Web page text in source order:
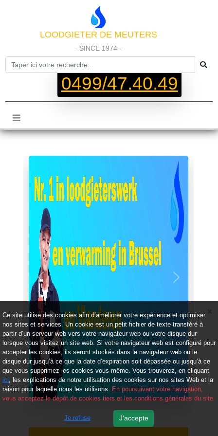
LOODGIETER DE MEUTERS
- SINCE 1974 -
0499/47.40.49
Précédent Suivant
Ce site utilise des cookies afin d’améliorer votre expérience et optimiser
nos sites et services. Un cookie est un petit fichier de texte transféré à
partir d’un serveur web vers votre navigateur web ou votre disque dur
lorsque vous visitez un site web. Si votre navigateur web est configuré pour
accepter les cookies, ils seront stockés dans le navigateur web ou le
disque dur jusqu’à ce que la date d’expiration soit dépassée ou jusqu’à ce
que vous supprimez les cookies vous-même. Vous trouverez, en cliquant
ici, les explications de notre utilisation des cookies sur nos sites Web et la
raison pour laquelle nous les utilisons. En poursuivant votre navigation,
vous acceptez le dépôt de cookies tiers et les conditions générales du site.
Je refuse J'accepte